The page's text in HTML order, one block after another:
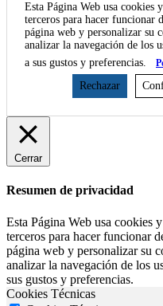
Esta Página Web usa cookies
terceros para hacer funcionar
página web y personalizar su
analizar la navegación de los
a sus gustos y preferencias.
Rechazar
Cerrar
Resumen de privacidad
Esta Página Web usa cookies
terceros para hacer funcionar
página web y personalizar su
analizar la navegación de los
sus gustos y preferencias.
Cookies Técnicas